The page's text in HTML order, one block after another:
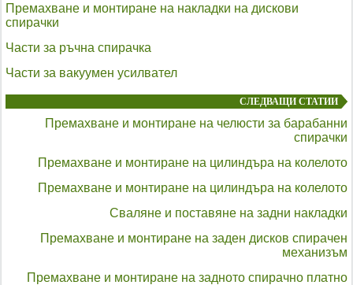
Премахване и монтиране на накладки на дискови
спирачки
Части за ръчна спирачка
Части за вакуумен усилвател
СЛЕДВАЩИ СТАТИИ
Премахване и монтиране на челюсти за барабанни
спирачки
Премахване и монтиране на цилиндъра на колелото
Премахване и монтиране на цилиндъра на колелото
Сваляне и поставяне на задни накладки
Премахване и монтиране на заден дисков спирачен
механизъм
Премахване и монтиране на задното спирачно платно